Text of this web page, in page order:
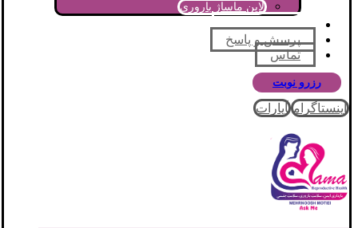
لاین ماساژ باروری
مجله آموزشی
پرسش و پاسخ
تماس
رزرو نوبت
اینستاگرام آپارات